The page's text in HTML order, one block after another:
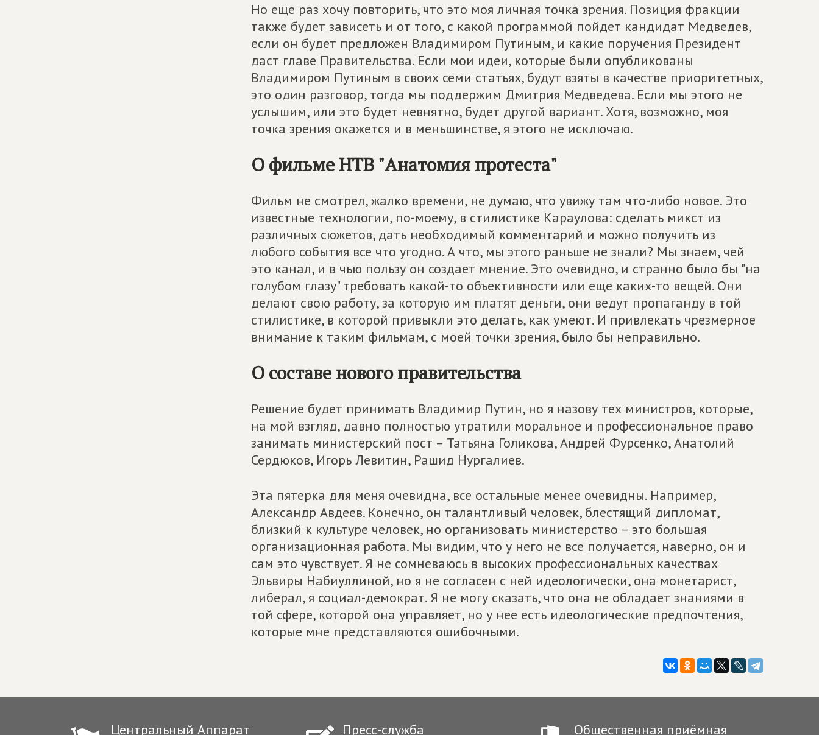
Но еще раз хочу повторить, что это моя личная точка зрения. Позиция фракции
также будет зависеть и от того, с какой программой пойдет кандидат Медведев,
если он будет предложен Владимиром Путиным, и какие поручения Президент
даст главе Правительства. Если мои идеи, которые были опубликованы
Владимиром Путиным в своих семи статьях, будут взяты в качестве приоритетных,
это один разговор, тогда мы поддержим Дмитрия Медведева. Если мы этого не
услышим, или это будет невнятно, будет другой вариант. Хотя, возможно, моя
точка зрения окажется и в меньшинстве, я этого не исключаю.
О фильме НТВ "Анатомия протеста"
Фильм не смотрел, жалко времени, не думаю, что увижу там что-либо новое. Это
известные технологии, по-моему, в стилистике Караулова: сделать микст из
различных сюжетов, дать необходимый комментарий и можно получить из
любого события все что угодно. А что, мы этого раньше не знали? Мы знаем, чей
это канал, и в чью пользу он создает мнение. Это очевидно, и странно было бы "на
голубом глазу" требовать какой-то объективности или еще каких-то вещей. Они
делают свою работу, за которую им платят деньги, они ведут пропаганду в той
стилистике, в которой привыкли это делать, как умеют. И привлекать чрезмерное
внимание к таким фильмам, с моей точки зрения, было бы неправильно.
О составе нового правительства
Решение будет принимать Владимир Путин, но я назову тех министров, которые,
на мой взгляд, давно полностью утратили моральное и профессиональное право
занимать министерский пост – Татьяна Голикова, Андрей Фурсенко, Анатолий
Сердюков, Игорь Левитин, Рашид Нургалиев.
Эта пятерка для меня очевидна, все остальные менее очевидны. Например,
Александр Авдеев. Конечно, он талантливый человек, блестящий дипломат,
близкий к культуре человек, но организовать министерство – это большая
организационная работа. Мы видим, что у него не все получается, наверно, он и
сам это чувствует. Я не сомневаюсь в высоких профессиональных качествах
Эльвиры Набиуллиной, но я не согласен с ней идеологически, она монетарист,
либерал, я социал-демократ. Я не могу сказать, что она не обладает знаниями в
той сфере, которой она управляет, но у нее есть идеологические предпочтения,
которые мне представляются ошибочными.
Центральный Аппарат Пресс-служба Общественная приёмная